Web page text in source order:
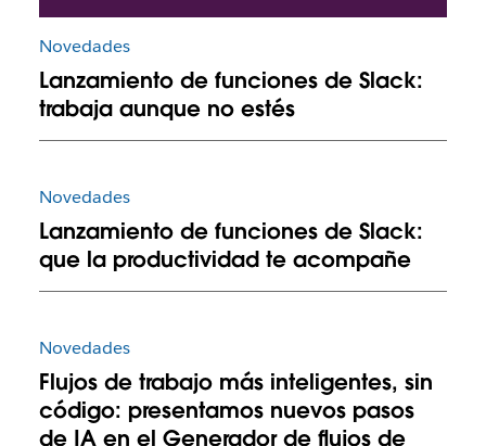
Novedades
Lanzamiento de funciones de Slack:
trabaja aunque no estés
Novedades
Lanzamiento de funciones de Slack:
que la productividad te acompañe
Novedades
Flujos de trabajo más inteligentes, sin
código: presentamos nuevos pasos
de IA en el Generador de flujos de